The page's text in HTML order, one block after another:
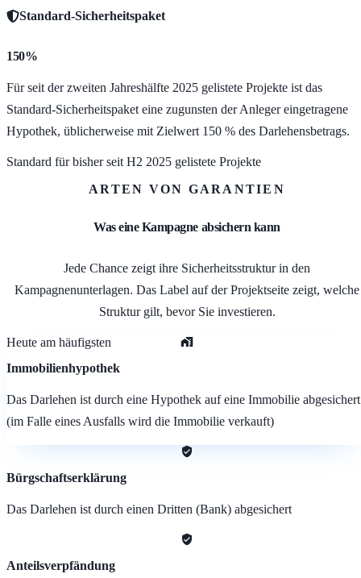
Standard-Sicherheitspaket
150%
Für seit der zweiten Jahreshälfte 2025 gelistete Projekte ist das
Standard-Sicherheitspaket eine zugunsten der Anleger eingetragene
Hypothek, üblicherweise mit Zielwert 150 % des Darlehensbetrags.
Standard für bisher seit H2 2025 gelistete Projekte
ARTEN VON GARANTIEN
Was eine Kampagne absichern kann
Jede Chance zeigt ihre Sicherheitsstruktur in den
Kampagnenunterlagen. Das Label auf der Projektseite zeigt, welche
Struktur gilt, bevor Sie investieren.
Heute am häufigsten
Immobilienhypothek
Das Darlehen ist durch eine Hypothek auf eine Immobilie abgesichert
(im Falle eines Ausfalls wird die Immobilie verkauft)
Bürgschaftserklärung
Das Darlehen ist durch einen Dritten (Bank) abgesichert
Anteilsverpfändung